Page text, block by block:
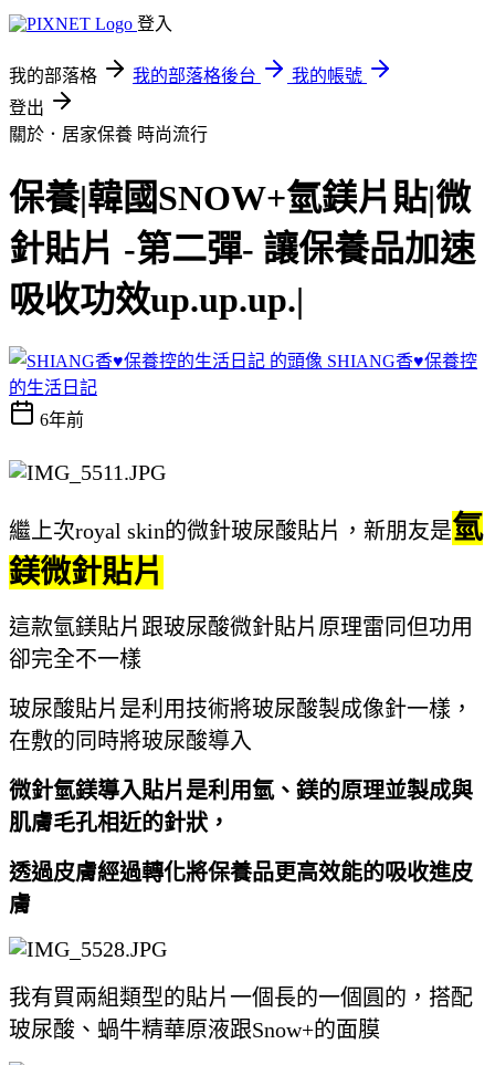
登入
我的部落格 我的部落格後台
我的帳號
登出
關於．居家保養 時尚流行
保養|韓國SNOW+氫鎂片貼|微
針貼片 -第二彈- 讓保養品加速
吸收功效up.up.up.|
SHIANG香♥保養控
的生活日記
6年前
繼上次royal skin的微針玻尿酸貼片，新朋友是氫
鎂微針貼片
這款氫鎂貼片跟玻尿酸微針貼片原理雷同但功用
卻完全不一樣
玻尿酸貼片是利用技術將玻尿酸製成像針一樣，
在敷的同時將玻尿酸導入
微針氫鎂導入貼片是利用氫、鎂的原理並製成與
肌膚毛孔相近的針狀，
透過皮膚經過轉化將保養品更高效能的吸收進皮
膚
我有買兩組類型的貼片一個長的一個圓的，搭配
玻尿酸、蝸牛精華原液跟Snow+的面膜